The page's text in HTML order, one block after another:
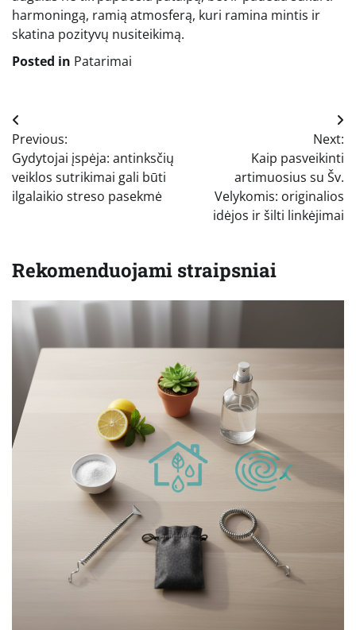
harmoningą, ramią atmosferą, kuri ramina mintis ir
skatina pozityvų nusiteikimą.
Posted in Patarimai
Navigacija
tarp
įrašų
Previous:
Gydytojai įspėja: antinksčių
veiklos sutrikimai gali būti
ilgalaikio streso pasekmė
Next:
Kaip pasveikinti
artimuosius su Šv.
Velykomis: originalios
idėjos ir šilti linkėjimai
Rekomenduojami straipsniai